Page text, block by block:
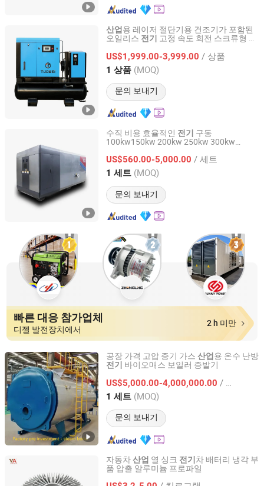
산업 용 레이저 절단기용 건조기가 포함된
오일리스 전기
고정 속도 회전 스크류형 공
US$1,999.00-3,999.00 / 상품
1 상품 (MOQ)
문의 보내기
Fuzhou Tuowei Mechanical & Electrical Equipment Co.,
Fujian, China
수직 비용 효율적인 전기 구동
100kw150kw 200kw 250kw 300kw
전기중앙 난방
US$560.00-5,000.00 / 세트
1 세트 (MOQ)
문의 보내기
HENAN TAIGUO BOILER PRODUCTS CO., LTD.
Henan, China 이후 2020
빠른 대응 참가업체
디젤 발전장치에서
2 h 미만
공장 가격 고압 증기 가스 산업 용 온수 난방
전기
바이오매스 보일러 증발기
US$5,000.00-4,000,000.00 / 세트
1 세트 (MOQ)
문의 보내기
Jiangsu Hai De Li Thermal Energy Equipment
Manufacturing Co., Ltd.
Jiangsu, China 이후 2025
자동차 산업 열 싱크 전기 차 배터리 냉각 부
품 압출 알루미늄 프로파일
V Global Manufacturing Limited